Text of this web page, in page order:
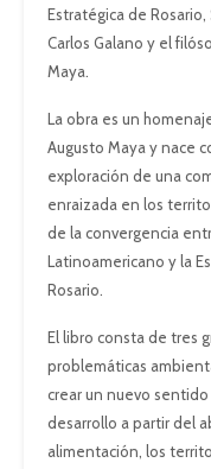
Estratégica de
Carlos Galano y el
Maya.
La obra es un
Augusto Maya y nace
exploración de una
enraizada en los
de la convergencia
Latinoamericano y la
Rosario.
El libro consta de tres
problemáticas
crear un nuevo
desarrollo a partir del
alimentación, los